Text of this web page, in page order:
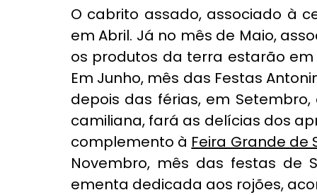
O cabrito assado, associado à
em Abril. Já no mês de Maio,
os produtos da terra estarão
Em Junho, mês das Festas
depois das férias, em
camiliana, fará as delícias dos
complemento à Feira Grande de
Novembro, mês das festas de
ementa dedicada aos rojões,